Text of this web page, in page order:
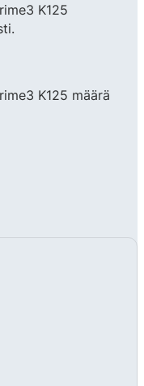
K125
K125 määrä